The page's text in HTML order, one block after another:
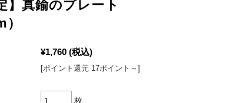
】真鍮のプレート
¥1,760 (税込)
[ポイント還元 17ポイント～]
枚